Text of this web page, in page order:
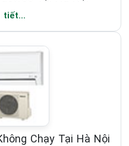
tiết...
Chạy Tại Hà Nội